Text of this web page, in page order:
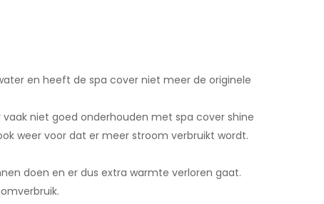
en heeft de spa cover niet meer de originele
niet goed onderhouden met spa cover shine
weer voor dat er meer stroom verbruikt wordt.
doen en er dus extra warmte verloren gaat.